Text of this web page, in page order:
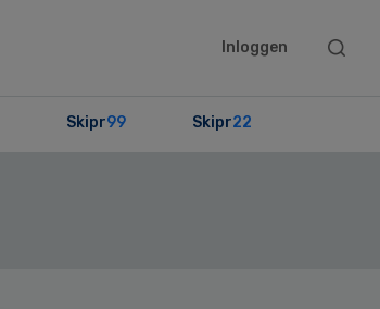
Inloggen
Search
Skipr99 Skipr22